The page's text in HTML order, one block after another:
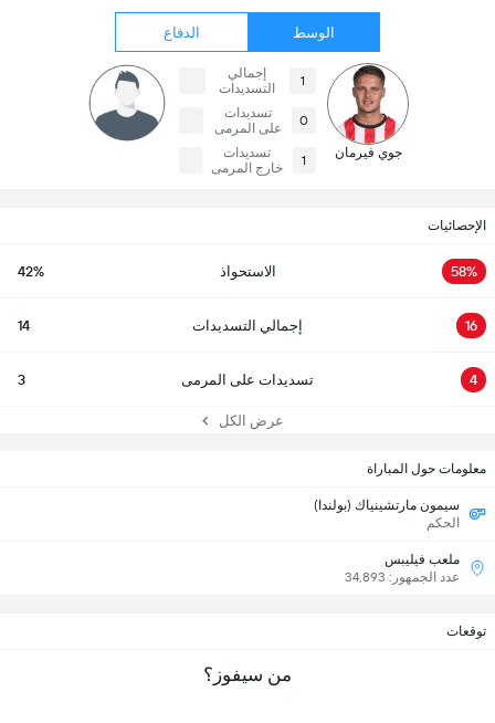
الوسط الدفاع
جوي فيرمان
1
إجمالي
التسديدات
0
تسديدات
على المرمى
1
تسديدات
خارج المرمى
الإحصائيات
58% الاستحواذ 42%
16 إجمالي التسديدات 14
4 تسديدات على المرمى 3
عرض الكل
معلومات حول المباراة
سيمون مارتشينياك (بولندا)
الحكم
ملعب فيليبس
عدد الجمهور: 34,893
توقعات
من سيفوز؟